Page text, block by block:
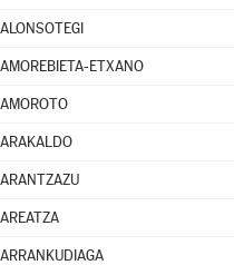
ALONSOTEGI
AMOREBIETA-ETXANO
AMOROTO
ARAKALDO
ARANTZAZU
AREATZA
ARRANKUDIAGA